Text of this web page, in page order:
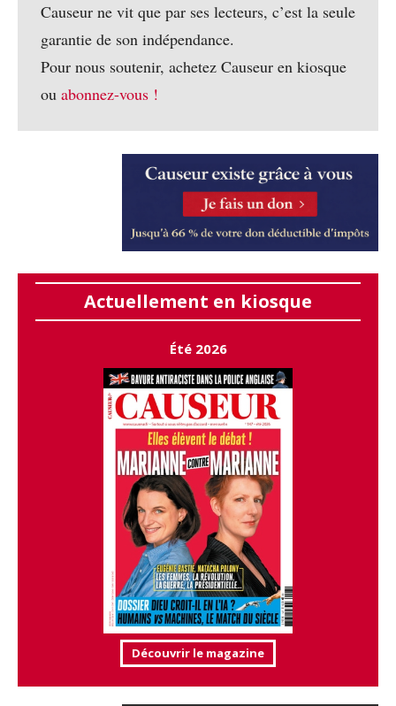
Causeur ne vit que par ses lecteurs, c’est la seule
garantie de son indépendance.
Pour nous soutenir, achetez Causeur en kiosque
ou abonnez-vous !
Actuellement en kiosque
Été 2026
Découvrir le magazine